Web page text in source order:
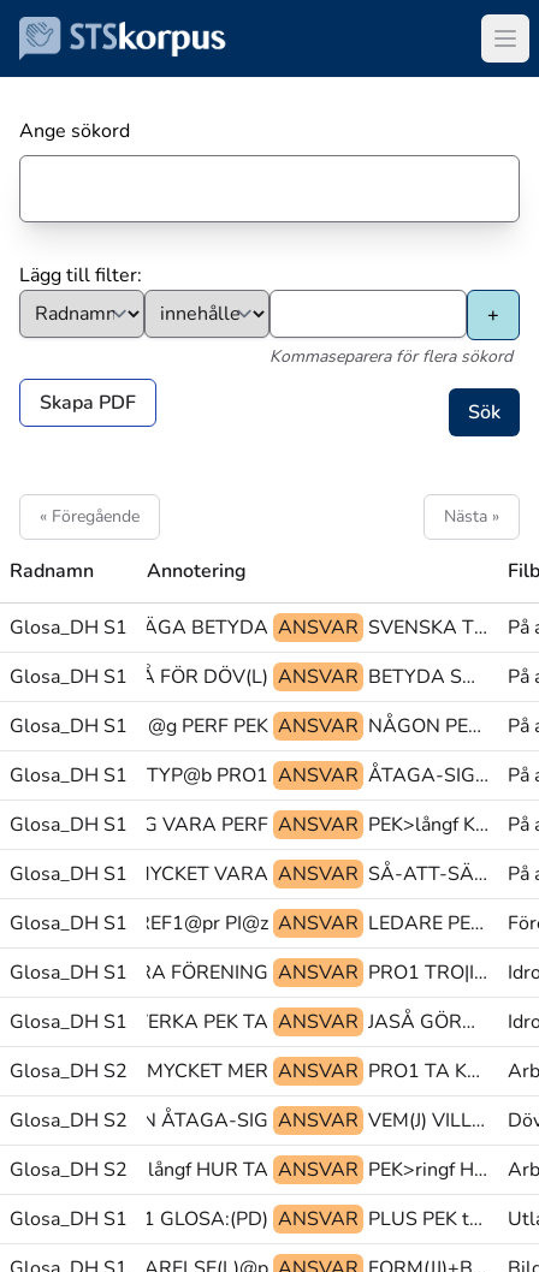
Ange sökord
Lägg till filter:
Kommaseparera för flera sökord
Skapa PDF
« Föregående Nästa »
Radnamn Annotering
Glosa_DH S1
SÅ-ATT-SÄGA BETYDA ANSVAR SVENSKA TVÅ FÖR
På
Glosa_DH S1TVÅ FÖR DÖV(L) ANSVAR BETYDA SAMMANHÅLLEN SÅ-ATT-SÄGA
På
Glosa_DH S1PU@g PERF PEK ANSVAR NÅGON PERF PEK
På
Glosa_DH S1
TYP@b PRO1 ANSVAR ÅTAGA-SIG OM@b PERF-NEG
På
Glosa_DH S1VIKTIG VARA PERF ANSVAR PEK>långf KOMPETENS UTVECKLA
På
Glosa_DH S1HÖG MYCKET VARA ANSVAR SÅ-ATT-SÄGA@z KURS^ANSVAR UTVECKLA
På
Glosa_DH S1
PEK PERSREF1@pr PI@z ANSVAR LEDARE PEK HUR-GÖRA(A)
Glosa_DH S1
MEN AKTIV.GÖRA FÖRENING ANSVAR PRO1 TRO|INTE PRO1
Glosa_DH S1PÅVERKA PEK TA ANSVAR JASÅ GÖRA SÅ
Glosa_DH S2
MYCKET MER ANSVAR PRO1 TA KASSA@b^PENGAR(ml)
Glosa_DH S2
KLUBB MEN ÅTAGA-SIG ANSVAR VEM(J) VILL PU@g
Glosa_DH S2PEK>långf HUR TA ANSVAR PEK>ringf HUR HEMMA
Glosa_DH S1
BETYDA PRO1 GLOSA:(PD) ANSVAR PLUS PEK tp@&